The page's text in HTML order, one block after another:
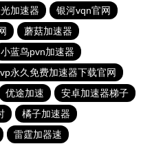
加速器
银河vqn官网
蘑菇加速器
小蓝鸟pvn加速器
永久免费加速器下载官网
优途加速
安卓加速器梯子
橘子加速器
雷霆加器速